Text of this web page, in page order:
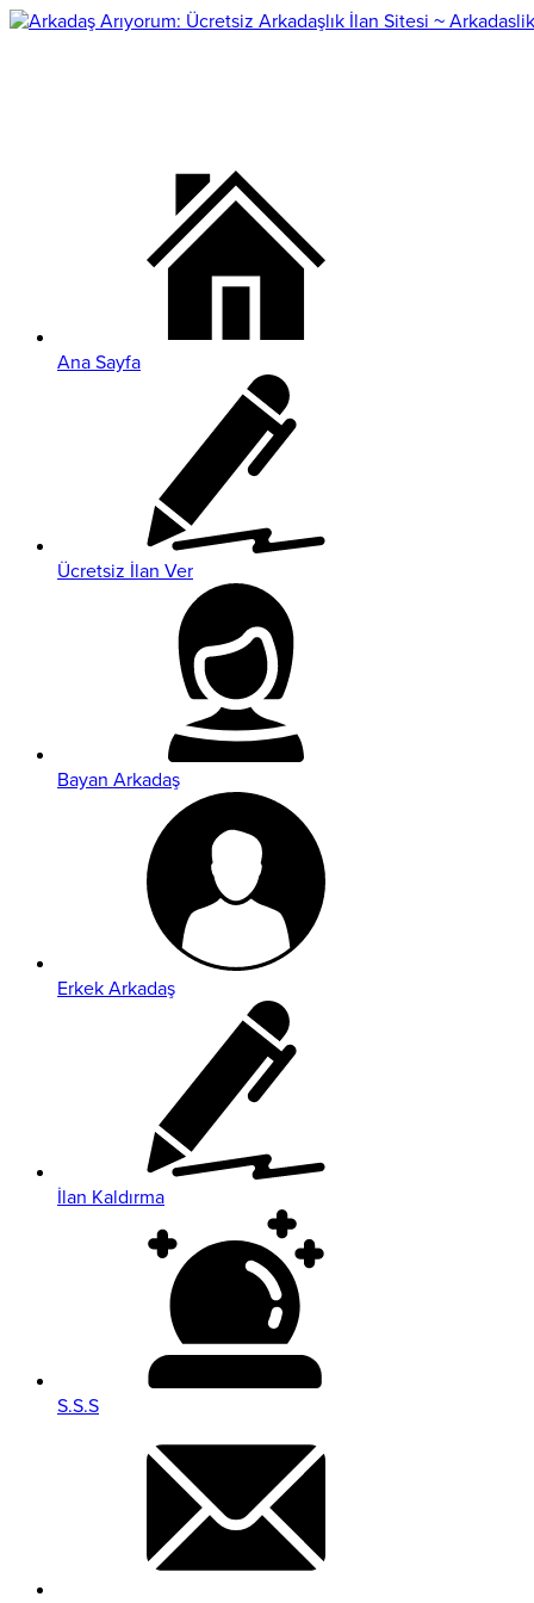
Ana Sayfa
Ücretsiz İlan Ver
Bayan Arkadaş
Erkek Arkadaş
İlan Kaldırma
S.S.S